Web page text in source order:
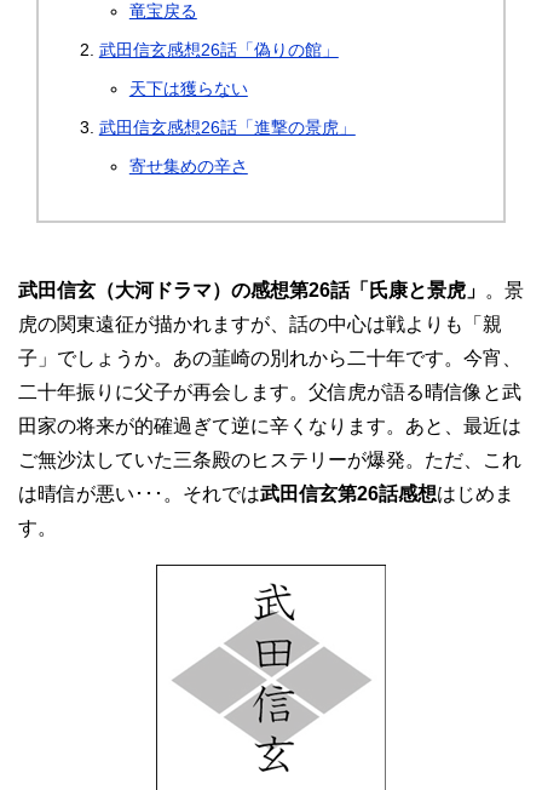
竜宝戻る
武田信玄感想26話「偽りの館」
天下は獲らない
武田信玄感想26話「進撃の景虎」
寄せ集めの辛さ
武田信玄（大河ドラマ）の感想第26話「氏康と景虎」 。景
虎の関東遠征が描かれますが、話の中心は戦よりも「親
子」でしょうか。あの韮崎の別れから二十年です。今宵、
二十年振りに父子が再会します。父信虎が語る晴信像と武
田家の将来が的確過ぎて逆に辛くなります。あと、最近は
ご無沙汰していた三条殿のヒステリーが爆発。ただ、これ
は晴信が悪い･･･。それでは武田信玄第26話感想はじめま
す。